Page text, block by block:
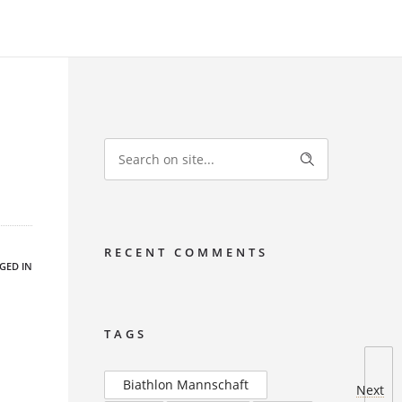
Next
IN
RECENT COMMENTS
TAGS
Biathlon Mannschaft